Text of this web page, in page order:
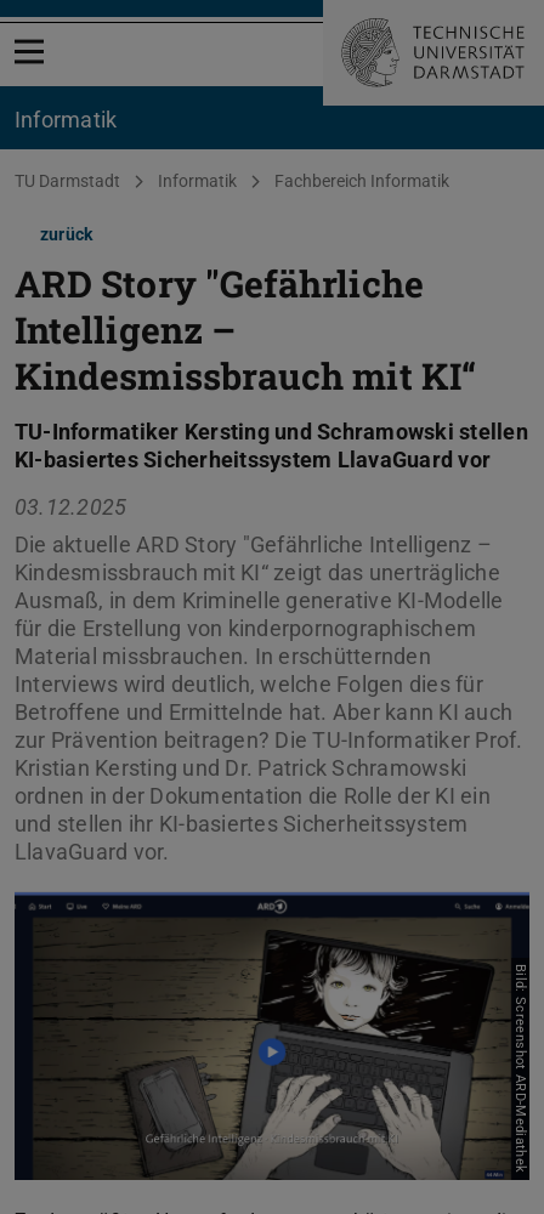
Menü öffnen
Informatik
Sie befinden sich hier:
TU Darmstadt Informatik Fachbereich Informatik
zurück
ARD Story "Gefährliche
Intelligenz –
Kindesmissbrauch mit KI“
TU-Informatiker Kersting und Schramowski stellen
KI-basiertes Sicherheitssystem LlavaGuard vor
03.12.2025
Die aktuelle ARD Story "Gefährliche Intelligenz –
Kindesmissbrauch mit KI“ zeigt das unerträgliche
Ausmaß, in dem Kriminelle generative KI-Modelle
für die Erstellung von kinderpornographischem
Material missbrauchen. In erschütternden
Interviews wird deutlich, welche Folgen dies für
Betroffene und Ermittelnde hat. Aber kann KI auch
zur Prävention beitragen? Die TU-Informatiker Prof.
Kristian Kersting und Dr. Patrick Schramowski
ordnen in der Dokumentation die Rolle der KI ein
und stellen ihr KI-basiertes Sicherheitssystem
LlavaGuard vor.
Bild: Screenshot ARD-Mediathek